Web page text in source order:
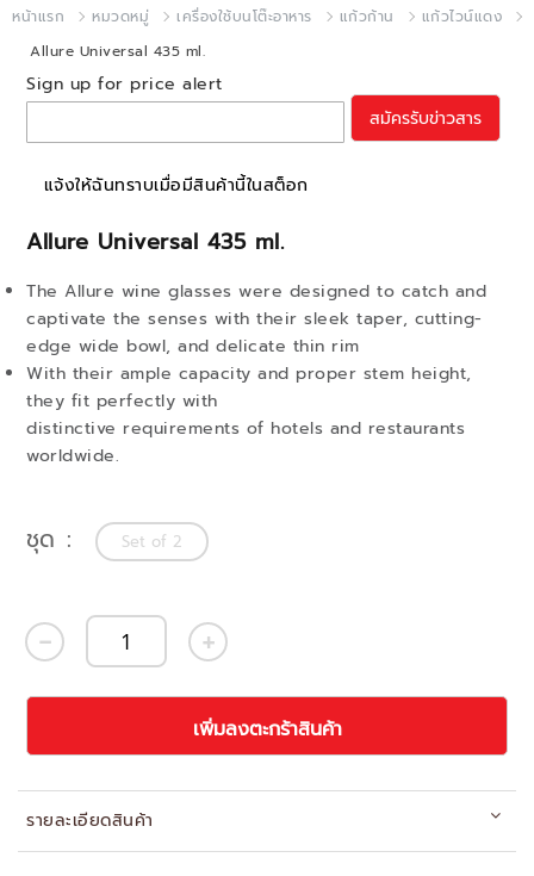
หน้าแรก หมวดหมู่ เครื่องใช้บนโต๊ะอาหาร แก้วก้าน
แก้วไวน์แดง
Allure Universal 435 ml.
Allure Universal 435 ml.
The Allure wine glasses were designed to catch and
captivate the senses with their sleek taper, cutting-
edge wide bowl, and delicate thin rim
With their ample capacity and proper stem height,
they fit perfectly with
distinctive requirements of hotels and restaurants
worldwide.
Sign up for price alert
สมัครรับข่าวสาร
แจ้งให้ฉันทราบเมื่อมีสินค้านี้ในสต็อก
ชุด Set of 2
เพิ่มลงตะกร้าสินค้า
รายละเอียดสินค้า